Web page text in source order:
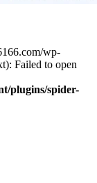
wp-
Failed to open
plugins/spider-